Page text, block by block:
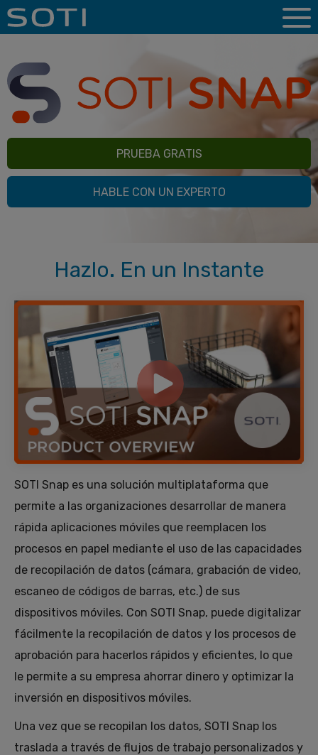
PRUEBA GRATIS
HABLE CON UN EXPERTO
Hazlo. En un Instante
SOTI Snap es una solución multiplataforma que
permite a las organizaciones desarrollar de manera
rápida aplicaciones móviles que reemplacen los
procesos en papel mediante el uso de las capacidades
de recopilación de datos (cámara, grabación de video,
escaneo de códigos de barras, etc.) de sus
dispositivos móviles. Con SOTI Snap, puede digitalizar
fácilmente la recopilación de datos y los procesos de
aprobación para hacerlos rápidos y eficientes, lo que
le permite a su empresa ahorrar dinero y optimizar la
inversión en dispositivos móviles.
Una vez que se recopilan los datos, SOTI Snap los
traslada a través de flujos de trabajo personalizados y